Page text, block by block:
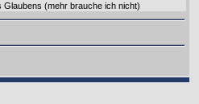
(mehr brauche ich nicht)